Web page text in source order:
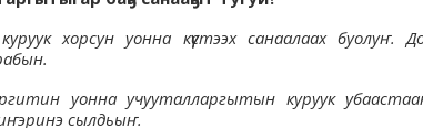
хорсун уонна күүстээх санаалаах буолуҥ.
уонна учууталларгытын куруук
сылдьыҥ.